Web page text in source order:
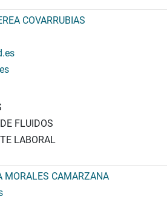
COVARRUBIAS
FLUIDOS
LABORAL
MORALES CAMARZANA